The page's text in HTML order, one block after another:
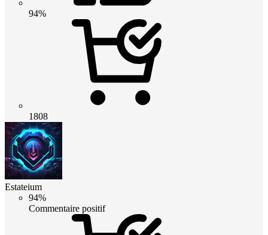
94%
1808
Estateium
94%
Commentaire positif